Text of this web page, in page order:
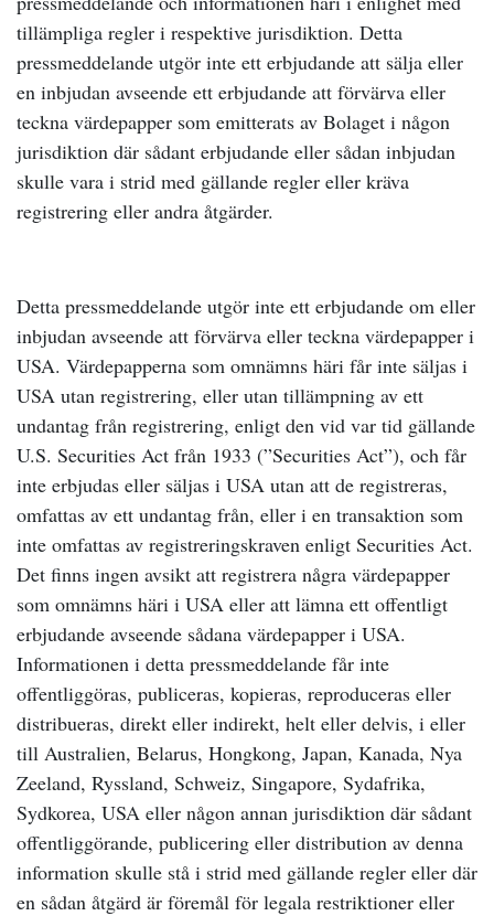
tillämpliga regler i respektive jurisdiktion. Detta
pressmeddelande utgör inte ett erbjudande att sälja eller
en inbjudan avseende ett erbjudande att förvärva eller
teckna värdepapper som emitterats av Bolaget i någon
jurisdiktion där sådant erbjudande eller sådan inbjudan
skulle vara i strid med gällande regler eller kräva
registrering eller andra åtgärder.
Detta pressmeddelande utgör inte ett erbjudande om eller
inbjudan avseende att förvärva eller teckna värdepapper i
USA. Värdepapperna som omnämns häri får inte säljas i
USA utan registrering, eller utan tillämpning av ett
undantag från registrering, enligt den vid var tid gällande
U.S. Securities Act från 1933 (”Securities Act”), och får
inte erbjudas eller säljas i USA utan att de registreras,
omfattas av ett undantag från, eller i en transaktion som
inte omfattas av registreringskraven enligt Securities Act.
Det finns ingen avsikt att registrera några värdepapper
som omnämns häri i USA eller att lämna ett offentligt
erbjudande avseende sådana värdepapper i USA.
Informationen i detta pressmeddelande får inte
offentliggöras, publiceras, kopieras, reproduceras eller
distribueras, direkt eller indirekt, helt eller delvis, i eller
till Australien, Belarus, Hongkong, Japan, Kanada, Nya
Zeeland, Ryssland, Schweiz, Singapore, Sydafrika,
Sydkorea, USA eller någon annan jurisdiktion där sådant
offentliggörande, publicering eller distribution av denna
information skulle stå i strid med gällande regler eller där
en sådan åtgärd är föremål för legala restriktioner eller